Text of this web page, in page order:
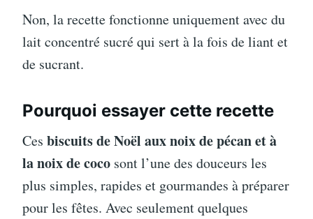
Non, la recette fonctionne uniquement avec du
lait concentré sucré qui sert à la fois de liant et
de sucrant.
Pourquoi essayer cette recette
Ces biscuits de Noël aux noix de pécan et à
la noix de coco sont l’une des douceurs les
plus simples, rapides et gourmandes à préparer
pour les fêtes. Avec seulement quelques